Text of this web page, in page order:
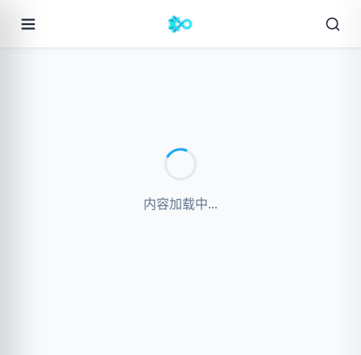
内容加载中...